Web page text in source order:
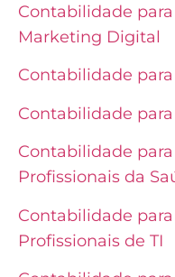
Contabilidade
Marketing Digital
Contabilidade
Contabilidade
Contabilidade
Profissionais da
Contabilidade
Profissionais de TI